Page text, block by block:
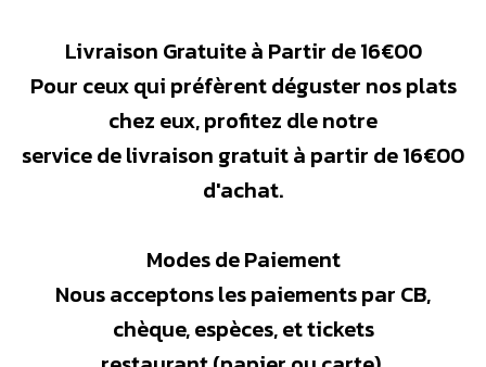
Livraison Gratuite à Partir de 16€00
Pour ceux qui préfèrent déguster nos plats
chez eux, profitez dle notre
service de livraison gratuit à partir de 16€00
d'achat.
Modes de Paiement
Nous acceptons les paiements par CB,
chèque, espèces, et tickets